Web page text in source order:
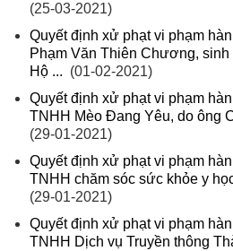
(25-03-2021)
Quyết định xử phạt vi phạm
Phạm Văn Thiên Chương,
Hộ ... (01-02-2021)
Quyết định xử phạt vi phạm
TNHH Mèo Đang Yêu, do ông
(29-01-2021)
Quyết định xử phạt vi phạm
TNHH chăm sóc sức khỏe y
(29-01-2021)
Quyết định xử phạt vi phạm
TNHH Dịch vụ Truyền thông